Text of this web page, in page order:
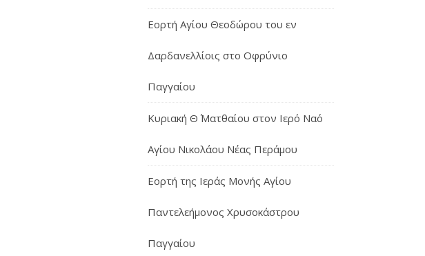
Εορτή Αγίου Θεοδώρου του εν
Δαρδανελλίοις στο Οφρύνιο
Παγγαίου
Κυριακή Θ΄ Ματθαίου στον Ιερό Ναό
Αγίου Νικολάου Νέας Περάμου
Εορτή της Ιεράς Μονής Αγίου
Παντελεήμονος Χρυσοκάστρου
Παγγαίου